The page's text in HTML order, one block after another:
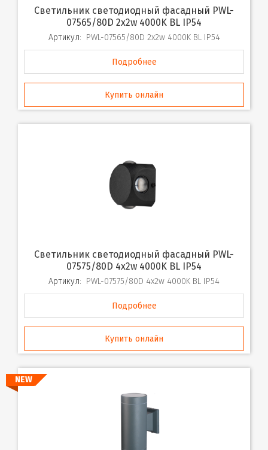
Светильник светодиодный фасадный PWL-
07565/80D 2x2w 4000K BL IP54
Артикул: PWL-07565/80D 2x2w 4000K BL IP54
Подробнее
Купить онлайн
Светильник светодиодный фасадный PWL-
07575/80D 4x2w 4000K BL IP54
Артикул: PWL-07575/80D 4x2w 4000K BL IP54
Подробнее
Купить онлайн
NEW